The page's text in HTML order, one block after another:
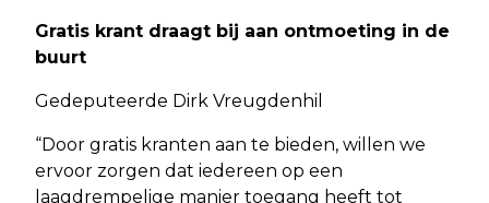
Gratis krant draagt bij aan ontmoeting in de
buurt
Gedeputeerde Dirk Vreugdenhil
“Door gratis kranten aan te bieden, willen we
ervoor zorgen dat iedereen op een
laagdrempelige manier toegang heeft tot